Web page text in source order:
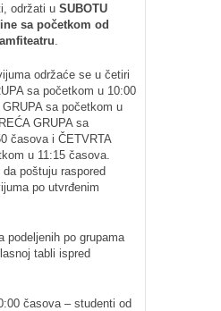
održati u SUBOTU
sa početkom od
.
održaće se u četiri
sa početkom u 10:00
sa početkom u
GRUPA sa
časova i ČETVRTA
u 11:15 časova.
poštuju raspored
po utvrđenim
podeljenih po grupama
tabli ispred
časova – studenti od